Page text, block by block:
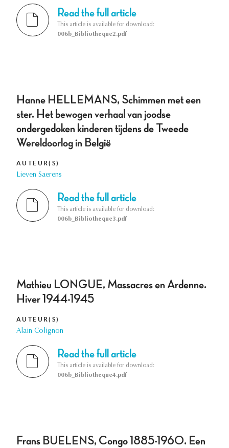
Read the full article
This article is available for download:
006b_Bibliotheque2.pdf
Hanne HELLEMANS, Schimmen met een
ster. Het bewogen verhaal van joodse
ondergedoken kinderen tijdens de Tweede
Wereldoorlog in België
AUTEUR(S)
Lieven Saerens
Read the full article
This article is available for download:
006b_Bibliotheque3.pdf
Mathieu LONGUE, Massacres en Ardenne.
Hiver 1944-1945
AUTEUR(S)
Alain Colignon
Read the full article
This article is available for download:
006b_Bibliotheque4.pdf
Frans BUELENS, Congo 1885-1960. Een